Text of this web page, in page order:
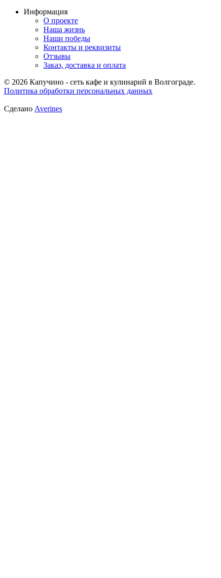
Информация
О проекте
Наша жизнь
Наши победы
Контакты и реквизиты
Отзывы
Заказ, доставка и оплата
© 2026 Капучино - сеть кафе и кулинарий в Волгограде.
Политика обработки персональных данных
Сделано Averines